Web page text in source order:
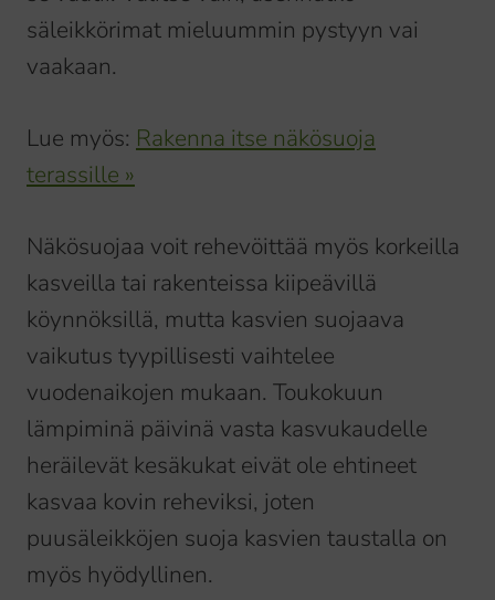
säleikkörimat mieluummin pystyyn vai
vaakaan.
Lue myös: Rakenna itse näkösuoja
terassille »
Näkösuojaa voit rehevöittää myös korkeilla
kasveilla tai rakenteissa kiipeävillä
köynnöksillä, mutta kasvien suojaava
vaikutus tyypillisesti vaihtelee
vuodenaikojen mukaan. Toukokuun
lämpiminä päivinä vasta kasvukaudelle
heräilevät kesäkukat eivät ole ehtineet
kasvaa kovin reheviksi, joten
puusäleikköjen suoja kasvien taustalla on
myös hyödyllinen.